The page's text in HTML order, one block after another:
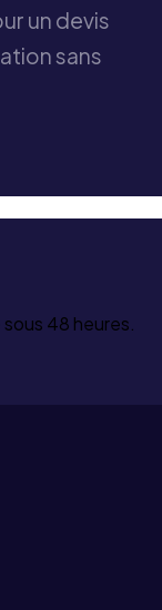
un devis
sans
48 heures.